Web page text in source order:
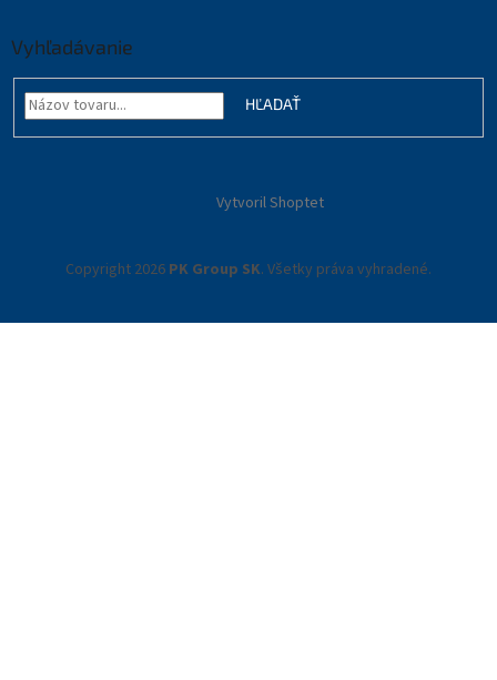
Vyhľadávanie
HĽADAŤ
Vytvoril Shoptet
Copyright 2026 PK Group SK. Všetky práva vyhradené.